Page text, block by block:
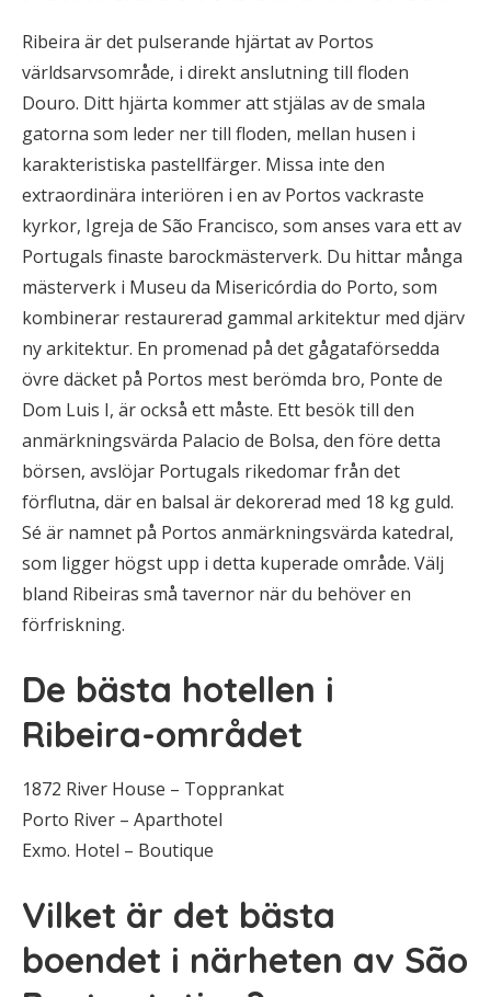
Ribeira är det pulserande hjärtat av Portos
världsarvsområde, i direkt anslutning till floden
Douro. Ditt hjärta kommer att stjälas av de smala
gatorna som leder ner till floden, mellan husen i
karakteristiska pastellfärger. Missa inte den
extraordinära interiören i en av Portos vackraste
kyrkor, Igreja de São Francisco, som anses vara ett av
Portugals finaste barockmästerverk. Du hittar många
mästerverk i Museu da Misericórdia do Porto, som
kombinerar restaurerad gammal arkitektur med djärv
ny arkitektur. En promenad på det gågataförsedda
övre däcket på Portos mest berömda bro, Ponte de
Dom Luis I, är också ett måste. Ett besök till den
anmärkningsvärda Palacio de Bolsa, den före detta
börsen, avslöjar Portugals rikedomar från det
förflutna, där en balsal är dekorerad med 18 kg guld.
Sé är namnet på Portos anmärkningsvärda katedral,
som ligger högst upp i detta kuperade område. Välj
bland Ribeiras små tavernor när du behöver en
förfriskning.
De bästa hotellen i
Ribeira-området
1872 River House – Topprankat
Porto River – Aparthotel
Exmo. Hotel – Boutique
Vilket är det bästa
boendet i närheten av São